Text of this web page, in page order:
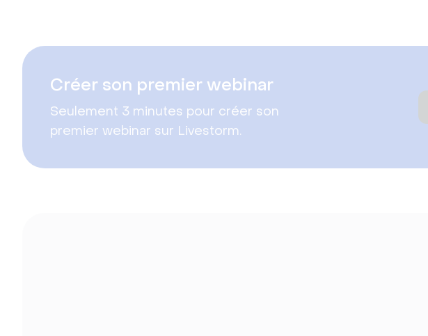
Créer son premier webinar
Seulement 3 minutes pour créer son
premier webinar sur Livestorm.